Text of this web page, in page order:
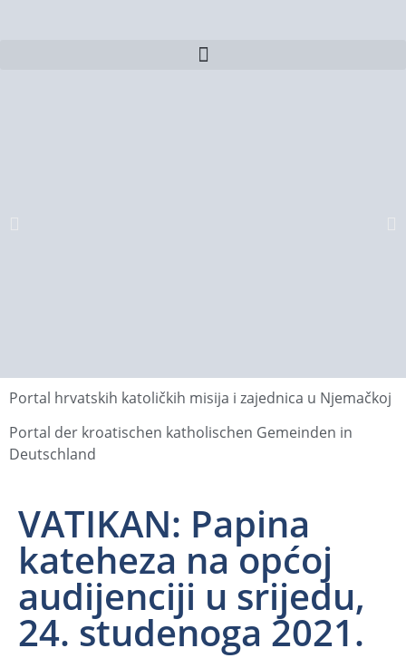
Portal hrvatskih katoličkih misija i zajednica u Njemačkoj
Portal der kroatischen katholischen Gemeinden in
Deutschland
VATIKAN: Papina
kateheza na općoj
audijenciji u srijedu,
24. studenoga 2021.